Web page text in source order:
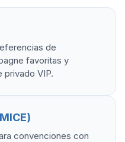
de
favoritas y
privado VIP.
convenciones con